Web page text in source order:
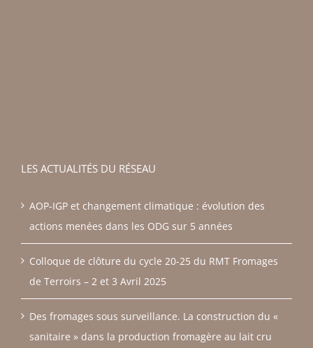
LES ACTUALITÉS DU RÉSEAU
AOP-IGP et changement climatique : évolution des
actions menées dans les ODG sur 5 années
Colloque de clôture du cycle 20-25 du RMT Fromages
de Terroirs – 2 et 3 Avril 2025
Des fromages sous surveillance. La construction du «
sanitaire » dans la production fromagère au lait cru